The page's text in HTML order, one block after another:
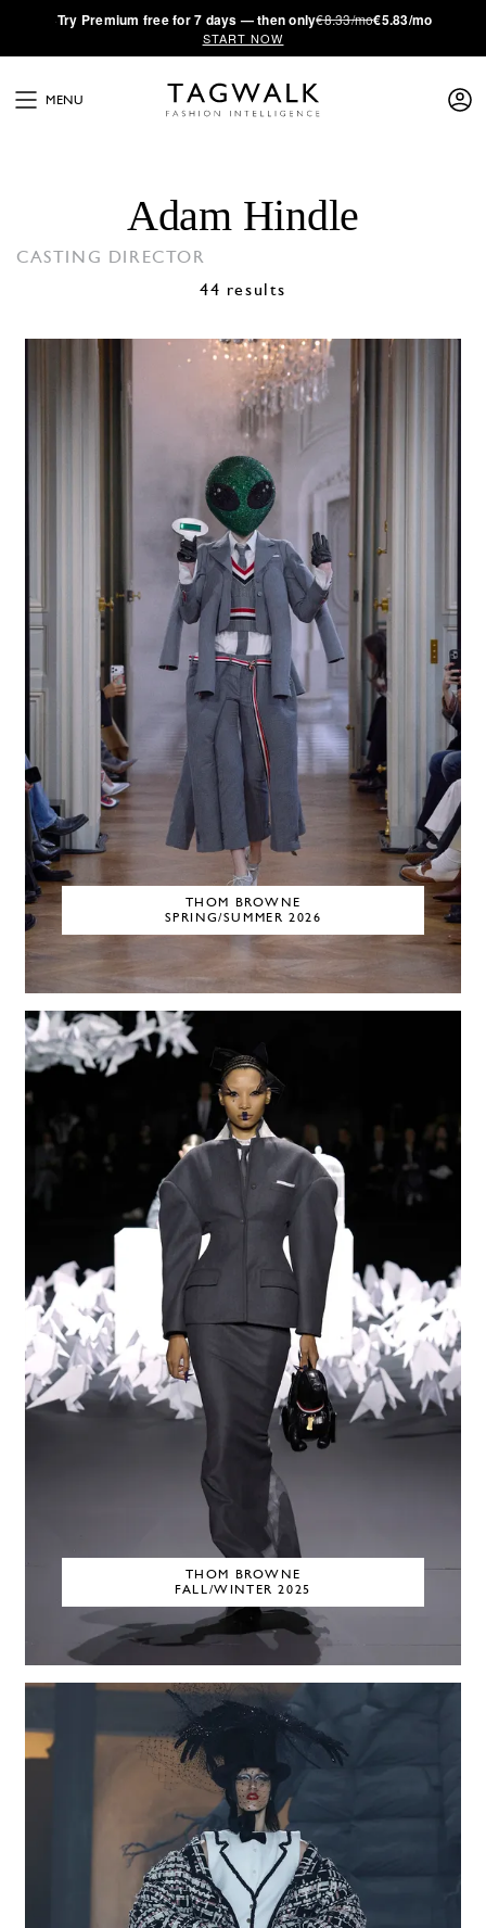
·Try Premium free for 7 days — then only€8.33/mo€5.83/mo
START NOW
MENU
Adam Hindle
CASTING DIRECTOR
44 results
THOM BROWNE
SPRING/SUMMER 2026
THOM BROWNE
FALL/WINTER 2025